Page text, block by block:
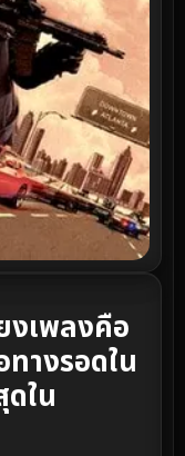
งเพลงคือ
ทางรอดใน
ใน